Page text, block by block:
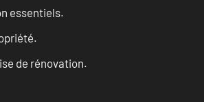
essentiels.
de rénovation.